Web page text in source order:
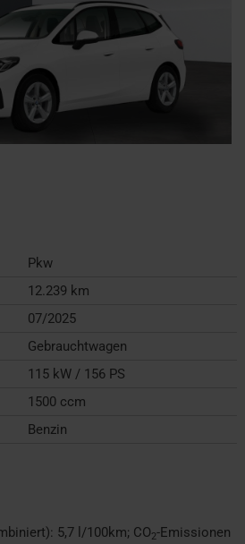
Pkw
12.239 km
07/2025
Gebrauchtwagen
115 kW / 156 PS
1500 ccm
Benzin
5,7 l/100km; CO2-Emissionen